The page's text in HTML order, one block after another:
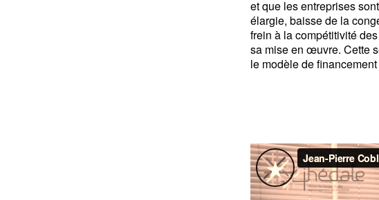
et que les entreprises
élargie, baisse de la
frein à la compétitivité
sa mise en œuvre. Cette
le modèle de